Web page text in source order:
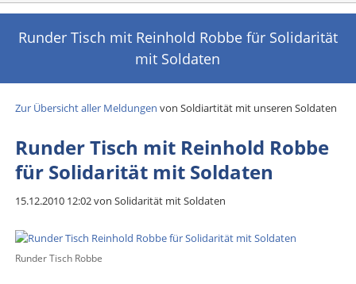
Runder Tisch mit Reinhold Robbe für Solidarität
mit Soldaten
Zur Übersicht aller Meldungen von Soldiartität mit unseren Soldaten
Runder Tisch mit Reinhold Robbe
für Solidarität mit Soldaten
15.12.2010 12:02von Solidarität mit Soldaten
Runder Tisch Robbe